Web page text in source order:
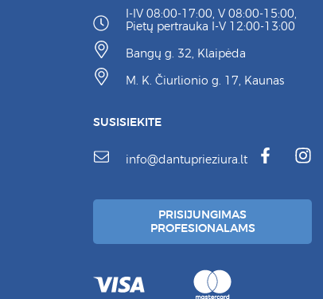
I-IV 08:00-17:00, V 08:00-15:00,
Pietų pertrauka I-V 12:00-13:00
Bangų g. 32, Klaipėda
M. K. Čiurlionio g. 17, Kaunas
SUSISIEKITE
info@dantuprieziura.lt
PRISIJUNGIMAS
PROFESIONALAMS